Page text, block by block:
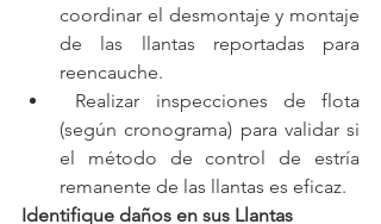
coordinar el desmontaje y montaje
de las llantas reportadas para
reencauche.
(según cronograma) para validar si
el método de control de estría
remanente de las llantas es eficaz.
Identifique daños en sus Llantas